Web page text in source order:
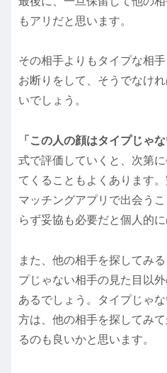
もアリだと思います。
その相手よりもタイプな相
お断りをして、そうでなけ
いでしょう。
「この人の顔はタイプじゃな
式で評価していくと、次第
てくることもよくあります
マッチングアプリで出会う
らず妥協も必要だと個人的に
また、他の相手を探してみ
プじゃない相手の見た目以
あるでしょう。タイプじゃ
方は、他の相手を探してみ
るのも良いかと思います。